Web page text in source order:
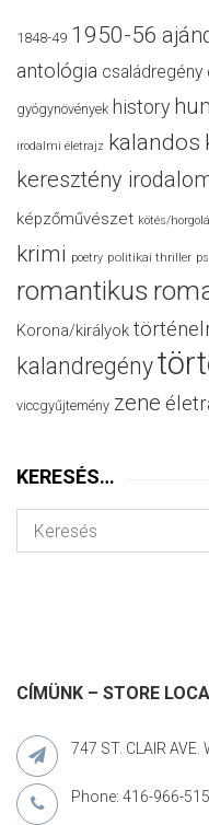
1848-49 1950-56
antológia családregény
gyógynövények history
irodalmi életrajz kalandos
keresztény
képzőművészet kötés/
krimi poetry politikai thriller
romantikus
Korona/királyok
kalandregény
viccgyűjtemény zene
KERESÉS…
CÍMÜNK – STORE
747 ST. CLAIR AVE.
Phone: 416-966-